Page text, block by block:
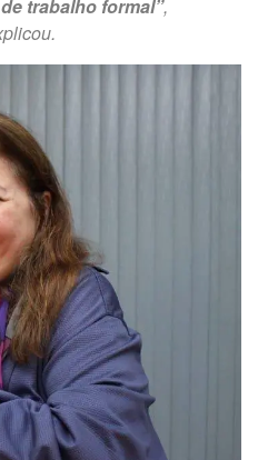
trabalho formal”,